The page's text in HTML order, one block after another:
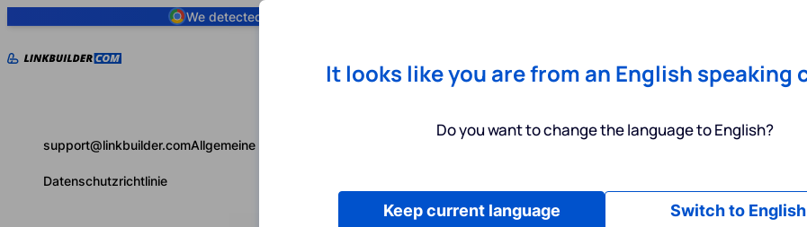
We detected you are using
support@linkbuilder.comAllgemeine Geschäftsbedingungen
Datenschutzrichtlinie
It looks like you are from an English speaking
Do you want to change the language to English?
Switch to English
Keep current language